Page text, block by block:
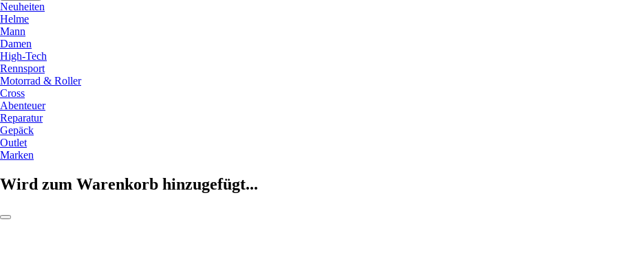
Neuheiten
Helme
Mann
Damen
High-Tech
Rennsport
Motorrad & Roller
Cross
Abenteuer
Reparatur
Gepäck
Outlet
Marken
Wird zum Warenkorb hinzugefügt...